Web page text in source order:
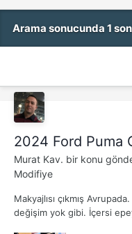
Arama sonucunda 1
2024 Ford Puma
Murat Kav. bir konu
Modifiye
Makyajlısı çıkmış
değişim yok gibi. İçersi